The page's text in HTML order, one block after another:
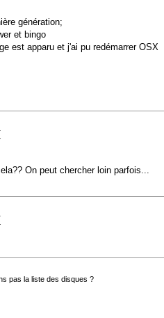
génération;
et bingo
est apparu et j'ai pu redémarrer OSX
On peut chercher loin parfois...
pas la liste des disques ?